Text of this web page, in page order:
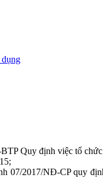
Quy định việc tổ chức
07/2017/NĐ-CP quy